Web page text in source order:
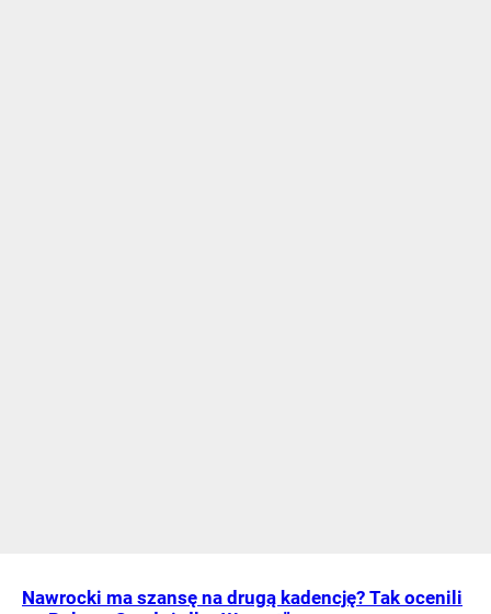
Nawrocki ma szansę na drugą kadencję? Tak ocenili